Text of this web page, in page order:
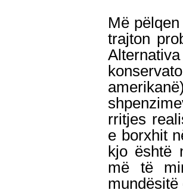
Më
trajton
rritjes
e borxhit
kjo është
më të